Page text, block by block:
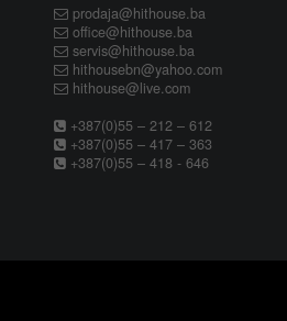
prodaja@hithouse.ba
office@hithouse.ba
servis@hithouse.ba
hithousebn@yahoo.com
hithouse@live.com
+387(0)55 – 212 – 612
+387(0)55 – 417 – 363
+387(0)55 – 418 - 646